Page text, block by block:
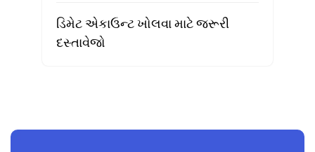
ડિમેટ એકાઉન્ટ ખોલવા માટે જરૂરી
દસ્તાવેજો